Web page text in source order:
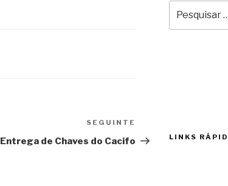
seguinte
SEGUINTE
Entrega de Chaves do Cacifo
por:
LINKS